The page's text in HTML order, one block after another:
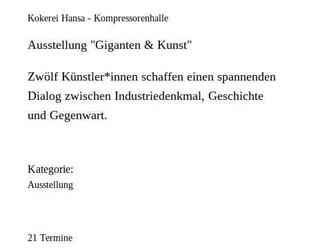
Kokerei Hansa - Kompressorenhalle
Ausstellung "Giganten & Kunst"
Zwölf Künstler*innen schaffen einen spannenden
Dialog zwischen Industriedenkmal, Geschichte
und Gegenwart.
Kategorie:
Ausstellung
21 Termine